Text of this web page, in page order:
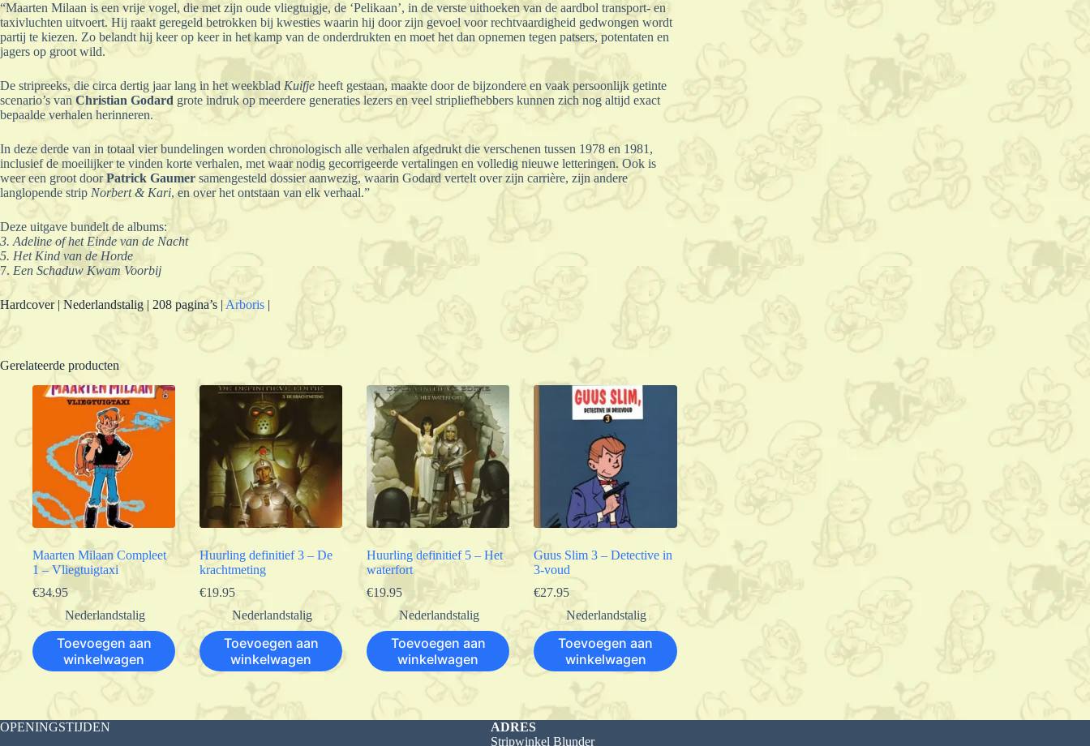
“Maarten Milaan is een vrije vogel, die met zijn oude vliegtuigje, de ‘Pelikaan’, in de verste uithoeken van de aardbol transport- en
taxivluchten uitvoert. Hij raakt geregeld betrokken bij kwesties waarin hij door zijn gevoel voor rechtvaardigheid gedwongen wordt
partij te kiezen. Zo belandt hij keer op keer in het kamp van de onderdrukten en moet het dan opnemen tegen patsers, potentaten en
jagers op groot wild.
De stripreeks, die circa dertig jaar lang in het weekblad Kuifje heeft gestaan, maakte door de bijzondere en vaak persoonlijk getinte
scenario’s van Christian Godard grote indruk op meerdere generaties lezers en veel stripliefhebbers kunnen zich nog altijd exact
bepaalde verhalen herinneren.
In deze derde van in totaal vier bundelingen worden chronologisch alle verhalen afgedrukt die verschenen tussen 1978 en 1981,
inclusief de moeilijker te vinden korte verhalen, met waar nodig gecorrigeerde vertalingen en volledig nieuwe letteringen. Ook is
weer een groot doorPatrick Gaumer samengesteld dossier aanwezig, waarin Godard vertelt over zijn carrière, zijn andere
langlopende strip Norbert & Kari, en over het ontstaan van elk verhaal.”
Deze uitgave bundelt de albums:
3. Adeline of het Einde van de Nacht
5. Het Kind van de Horde
7. Een Schaduw Kwam Voorbij
Hardcover | Nederlandstalig | 208 pagina’s | Arboris |
Gerelateerde producten
Maarten Milaan Compleet
1 – Vliegtuigtaxi
€34.95
Nederlandstalig
Toevoegen aan
winkelwagen
Huurling definitief 3 – De
krachtmeting
€19.95
Nederlandstalig
Toevoegen aan
winkelwagen
Huurling definitief 5 – Het
waterfort
€19.95
Nederlandstalig
Toevoegen aan
winkelwagen
Guus Slim 3 – Detective in
3-voud
€27.95
Nederlandstalig
Toevoegen aan
winkelwagen
OPENINGSTIJDEN
ADRES
Stripwinkel Blunder